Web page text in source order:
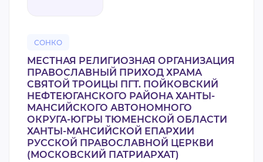
СОНКО
МЕСТНАЯ РЕЛИГИОЗНАЯ ОРГАНИЗАЦИЯ
ПРАВОСЛАВНЫЙ ПРИХОД ХРАМА
СВЯТОЙ ТРОИЦЫ ПГТ. ПОЙКОВСКИЙ
НЕФТЕЮГАНСКОГО РАЙОНА ХАНТЫ-
МАНСИЙСКОГО АВТОНОМНОГО
ОКРУГА-ЮГРЫ ТЮМЕНСКОЙ ОБЛАСТИ
ХАНТЫ-МАНСИЙСКОЙ ЕПАРХИИ
РУССКОЙ ПРАВОСЛАВНОЙ ЦЕРКВИ
(МОСКОВСКИЙ ПАТРИАРХАТ)